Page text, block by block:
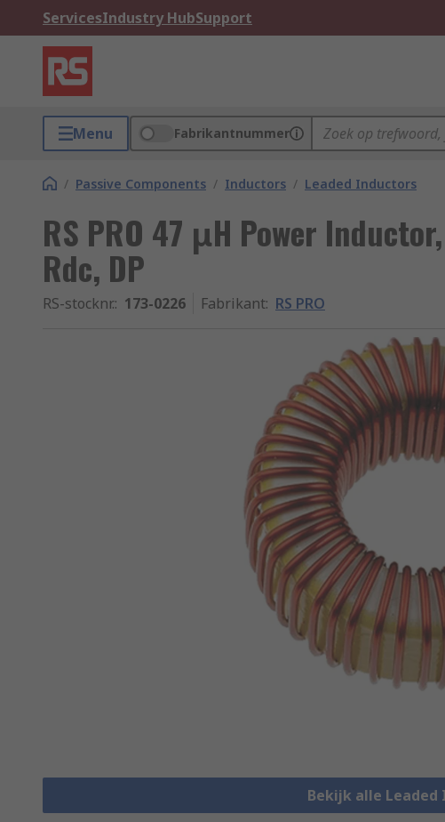
ServicesIndustry HubSupport
Menu Fabrikantnummer
/ Passive Components / Inductors / Leaded Inductors
RS PRO 47 μH Power
Rdc, DP
RS-stocknr.: 173-0226 Fabrikant: RS PRO
Bekijk alle